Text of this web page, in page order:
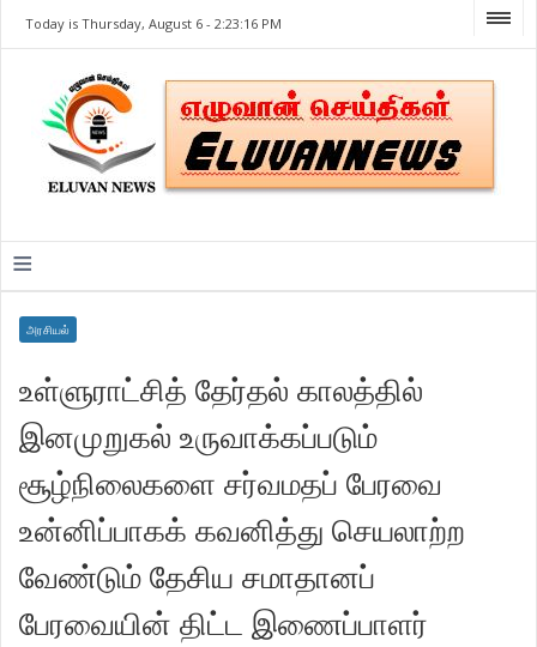
Today is Thursday, August 6 -2:23:16 PM
≡
அரசியல்
உள்ளுராட்சித் தேர்தல் காலத்தில்
இனமுறுகல் உருவாக்கப்படும்
சூழ்நிலைகளை சர்வமதப் பேரவை
உன்னிப்பாகக் கவனித்து செயலாற்ற
வேண்டும் தேசிய சமாதானப்
பேரவையின் திட்ட இணைப்பாளர்